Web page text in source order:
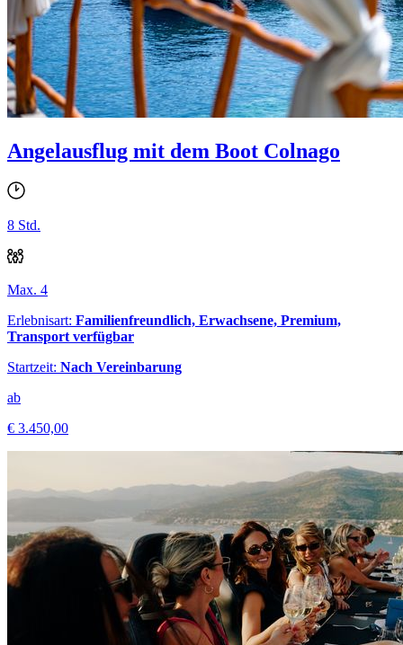
Angelausflug mit dem Boot Colnago
8 Std.
Max. 4
Erlebnisart: Familienfreundlich, Erwachsene, Premium,
Transport verfügbar
Startzeit: Nach Vereinbarung
ab
€ 3.450,00